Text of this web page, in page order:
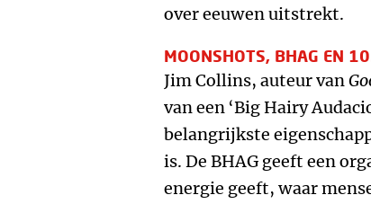
over eeuwen uitstrekt.
MOONSHOTS, BHAG EN
Jim Collins, auteur van
van een ‘Big Hairy
belangrijkste
is. De BHAG geeft een
energie geeft, waar